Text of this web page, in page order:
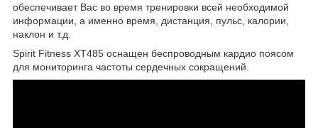
обеспечивает Вас во время тренировки всей необходимой
информации, а именно время, дистанция, пульс, калории,
наклон и т.д.
Spirit Fitness XT485 оснащен беспроводным кардио поясом
для мониторинга частоты сердечных сокращений.